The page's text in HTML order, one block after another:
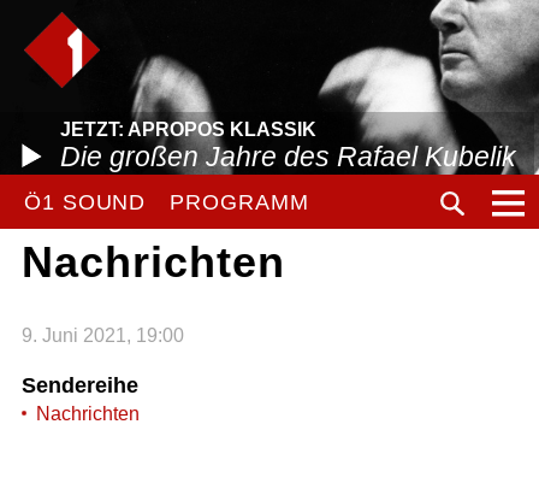
JETZT: APROPOS KLASSIK
Die großen Jahre des Rafael Kubelik
Ö1 SOUND PROGRAMM
Nachrichten
9. Juni 2021, 19:00
Sendereihe
Nachrichten